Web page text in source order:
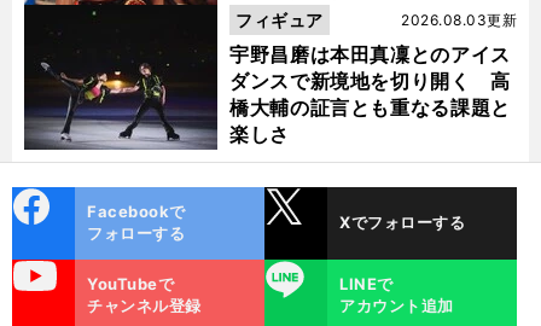
宇野昌磨は本田真凜とのアイス
ダンスで新境地を切り開く 高
橋大輔の証言とも重なる課題と
楽しさ
2026.08.03更新
フィギュア
ok
Facebookで
フォローする
Xでフォローする
YouTubeで
チャンネル登録
LINE
LINEで
アカウント追加